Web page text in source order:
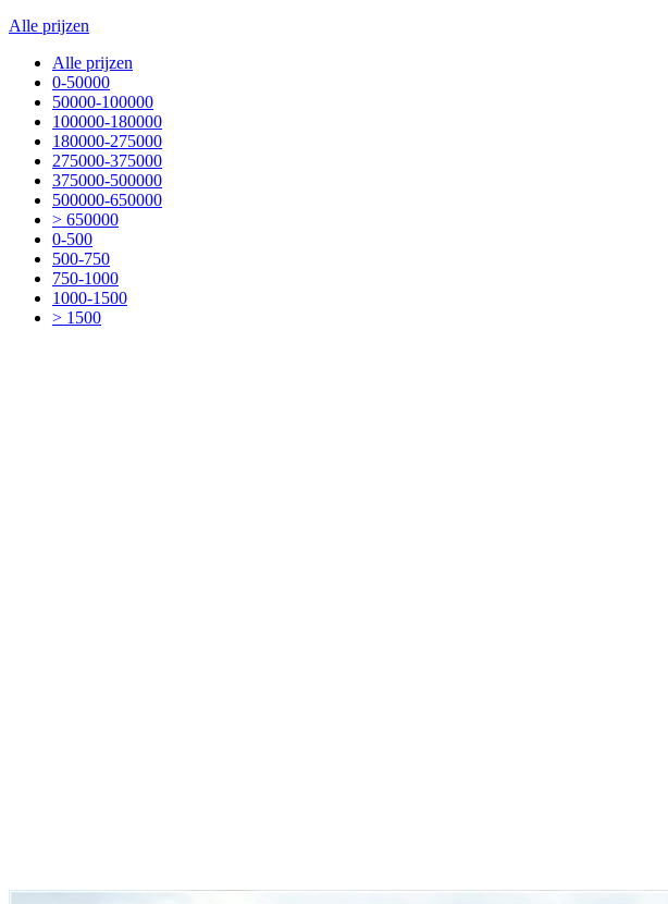
Alle prijzen
Alle prijzen
0-50000
50000-100000
100000-180000
180000-275000
275000-375000
375000-500000
500000-650000
> 650000
0-500
500-750
750-1000
1000-1500
> 1500